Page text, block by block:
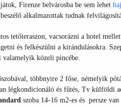
Firenze belvárosba be sem lehet
alkalmazottak tudnak
tetőteraszon, vacsorázni a hotel
és felkészülni a kirándulásokra.
valamelyik közeli pincébe.
többnyire 2 főse, némelyik
légkondicionáló és fűtés, Tv külföldi
szoba 14-16 m2-es és persze